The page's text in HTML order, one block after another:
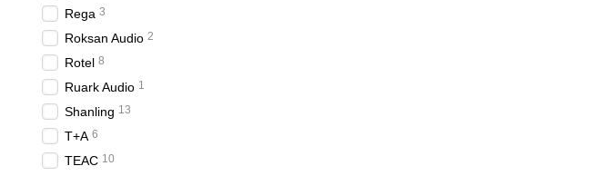
Rega 3
Roksan Audio 2
Rotel 8
Ruark Audio 1
Shanling 13
T+A 6
TEAC 10